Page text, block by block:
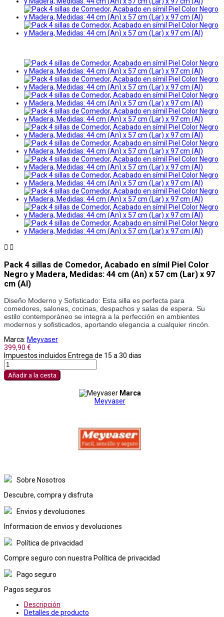
 
Pack 4 sillas de Comedor, Acabado en símil Piel Color
Negro y Madera, Medidas: 44 cm (An) x 57 cm (Lar) x 97
cm (Al)
Diseño Moderno y Sofisticado: Esta silla es perfecta para
comedores, salones, cocinas, despachos y salas de espera. Su
estilo contemporáneo se integra a la perfección en ambientes
modernos y sofisticados, aportando elegancia a cualquier rincón.
Marca: Meyvaser
399,90 €
Impuestos incluidos Entrega de 15 a 30 dias
Añadir a la cesta
Marca
Meyvaser
Sobre Nosotros
Descubre, compra y disfruta
Envios y devoluciones
Informacion de envios y devoluciones
Política de privacidad
Compre seguro con nuestra Política de privacidad
Pago seguro
Pagos seguros
Descripción
Detalles de producto